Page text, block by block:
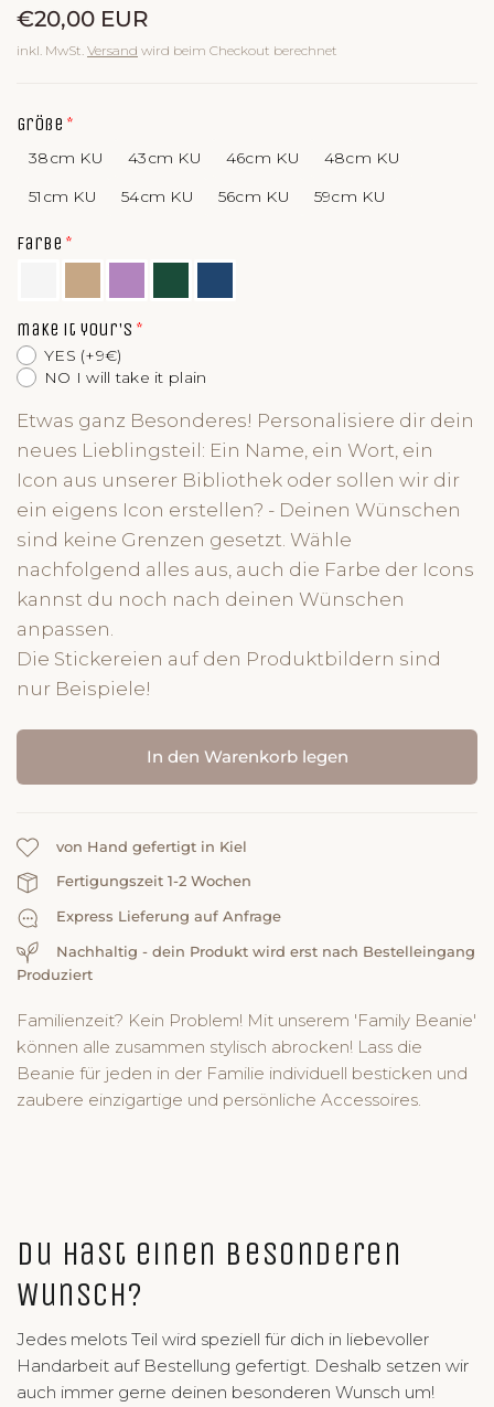
€20,00 EUR
inkl. MwSt. Versand wird beim Checkout berechnet
Größe
38cm KU 43cm KU 46cm KU
48cm KU
51cm KU
54cm KU 56cm KU 59cm KU
Farbe
make it your's
YES (+9€)
NO I will take it plain
Etwas ganz Besonderes! Personalisiere dir dein
neues Lieblingsteil: Ein Name, ein Wort, ein
Icon aus unserer Bibliothek oder sollen wir dir
ein eigens Icon erstellen? - Deinen Wünschen
sind keine Grenzen gesetzt. Wähle
nachfolgend alles aus, auch die Farbe der Icons
kannst du noch nach deinen Wünschen
anpassen.
Die Stickereien auf den Produktbildern sind
nur Beispiele!
In den Warenkorb legen
von Hand gefertigt in Kiel
Fertigungszeit 1-2 Wochen
Express Lieferung auf Anfrage
Nachhaltig - dein Produkt wird erst nach Bestelleingang
Produziert
Familienzeit? Kein Problem! Mit unserem 'Family Beanie'
können alle zusammen stylisch abrocken! Lass die
Beanie für jeden in der Familie individuell besticken und
zaubere einzigartige und persönliche Accessoires.
Du hast einen Besonderen
Wunsch?
Jedes melots Teil wird speziell für dich in liebevoller
Handarbeit auf Bestellung gefertigt. Deshalb setzen wir
auch immer gerne deinen besonderen Wunsch um!